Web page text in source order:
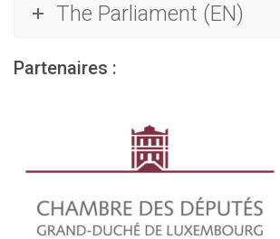
The Parliament (EN)
Partenaires :